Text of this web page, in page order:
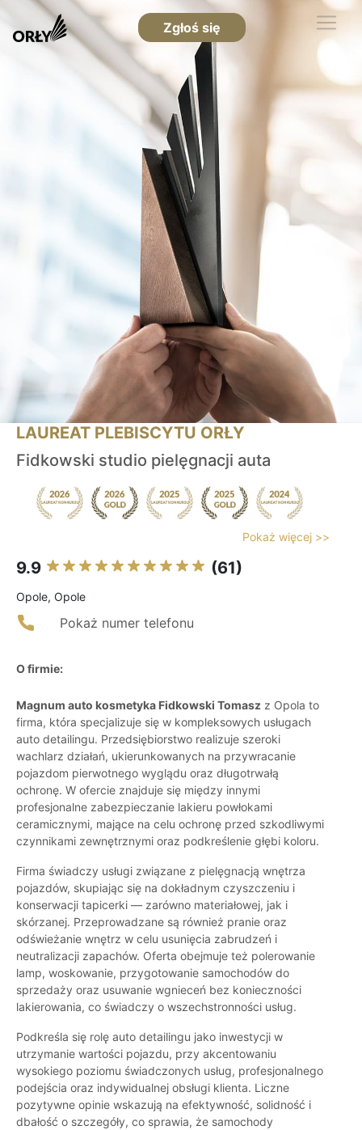
Zgłoś się
LAUREAT PLEBISCYTU ORŁY
Fidkowski studio pielęgnacji auta
Pokaż więcej >>
9.9 (61)
Opole, Opole
Pokaż numer telefonu
O firmie:
Magnum auto kosmetyka Fidkowski Tomasz z Opola to
firma, która specjalizuje się w kompleksowych usługach
auto detailingu. Przedsiębiorstwo realizuje szeroki
wachlarz działań, ukierunkowanych na przywracanie
pojazdom pierwotnego wyglądu oraz długotrwałą
ochronę. W ofercie znajduje się między innymi
profesjonalne zabezpieczanie lakieru powłokami
ceramicznymi, mające na celu ochronę przed szkodliwymi
czynnikami zewnętrznymi oraz podkreślenie głębi koloru.
Firma świadczy usługi związane z pielęgnacją wnętrza
pojazdów, skupiając się na dokładnym czyszczeniu i
konserwacji tapicerki — zarówno materiałowej, jak i
skórzanej. Przeprowadzane są również pranie oraz
odświeżanie wnętrz w celu usunięcia zabrudzeń i
neutralizacji zapachów. Oferta obejmuje też polerowanie
lamp, woskowanie, przygotowanie samochodów do
sprzedaży oraz usuwanie wgnieceń bez konieczności
lakierowania, co świadczy o wszechstronności usług.
Podkreśla się rolę auto detailingu jako inwestycji w
utrzymanie wartości pojazdu, przy akcentowaniu
wysokiego poziomu świadczonych usług, profesjonalnego
podejścia oraz indywidualnej obsługi klienta. Liczne
pozytywne opinie wskazują na efektywność, solidność i
dbałość o szczegóły, co sprawia, że samochody